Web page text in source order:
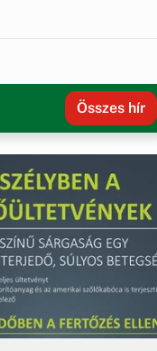
Összes hír